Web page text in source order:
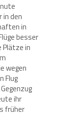
in den
in
besser
in
wegen
Flug
ihr
früher